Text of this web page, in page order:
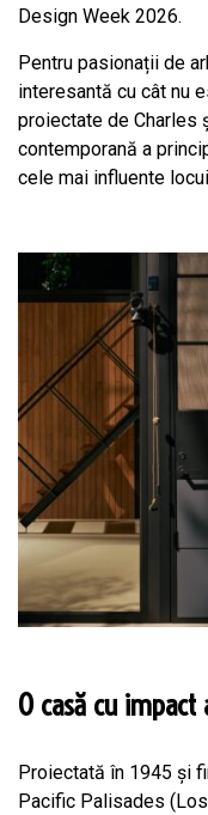
Design Week 2026.
Pentru pasionații de
interesantă cu cât nu
proiectate de Charles
contemporană a
cele mai influente
O casă cu
Proiectată în 1945 și
Pacific Palisades